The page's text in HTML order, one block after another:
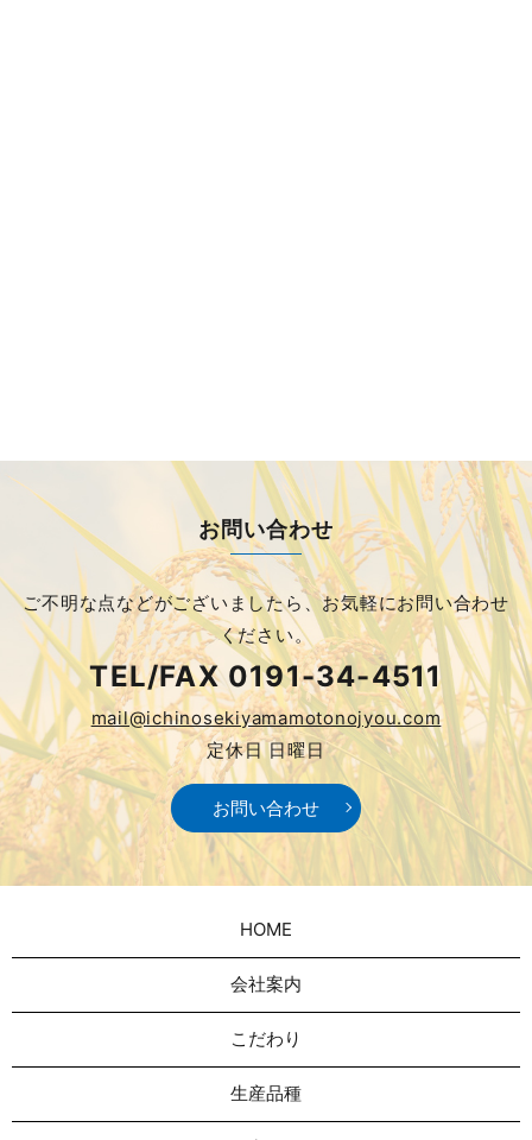
お問い合わせ
ご不明な点などがございましたら、お気軽にお問い合わせ
ください。
TEL/FAX 0191-34-4511
mail@ichinosekiyamamotonojyou.com
定休日 日曜日
お問い合わせ
HOME
会社案内
こだわり
生産品種